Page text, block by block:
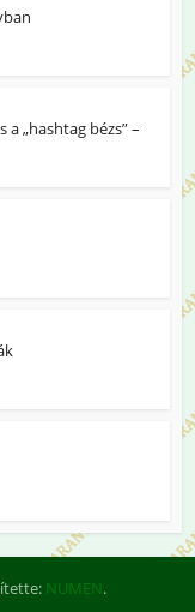
„hashtag bézs” –
NUMEN.